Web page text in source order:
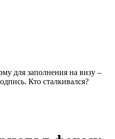
для заполнения на визу –
Кто сталкивался?